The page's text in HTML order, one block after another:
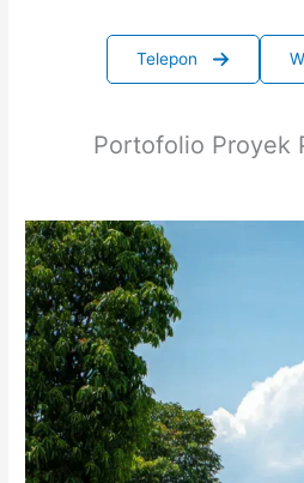
Telepon
Portofolio Proyek